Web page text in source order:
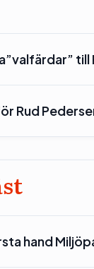
till
Rud
hand